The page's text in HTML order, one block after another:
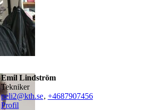
Emil Lindström
tekniker
peli2@kth.se, +4687907456
Profil